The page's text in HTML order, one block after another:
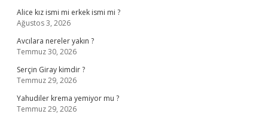
Alice kız ismi mi erkek ismi mi ?
Ağustos 3, 2026
Avcılara nereler yakın ?
Temmuz 30, 2026
Serçin Giray kimdir ?
Temmuz 29, 2026
Yahudiler krema yemiyor mu ?
Temmuz 29, 2026